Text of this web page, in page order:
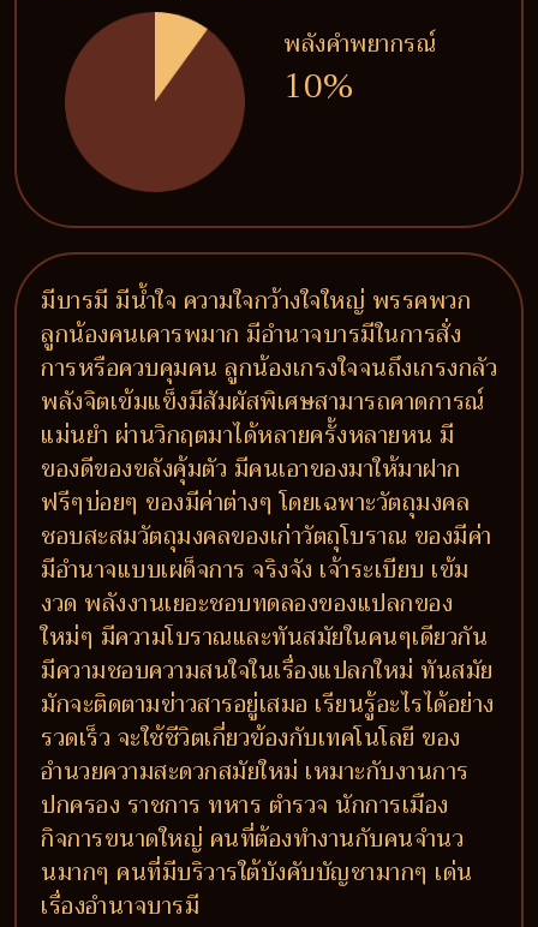
พลังคำพยากรณ์
10%
มีบารมี มีน้ำใจ ความใจกว้างใจใหญ่ พรรคพวก
ลูกน้องคนเคารพมาก มีอำนาจบารมีในการสั่ง
การหรือควบคุมคน ลูกน้องเกรงใจจนถึงเกรงกลัว
พลังจิตเข้มแข็งมีสัมผัสพิเศษสามารถคาดการณ์
แม่นยำ ผ่านวิกฤตมาได้หลายครั้งหลายหน มี
ของดีของขลังคุ้มตัว มีคนเอาของมาให้มาฝาก
ฟรีๆบ่อยๆ ของมีค่าต่างๆ โดยเฉพาะวัตถุมงคล
ชอบสะสมวัตถุมงคลของเก่าวัตถุโบราณ ของมีค่า
มีอำนาจแบบเผด็จการ จริงจัง เจ้าระเบียบ เข้ม
งวด พลังงานเยอะชอบทดลองของแปลกของ
ใหม่ๆ มีความโบราณและทันสมัยในคนๆเดียวกัน
มีความชอบความสนใจในเรื่องแปลกใหม่ ทันสมัย
มักจะติดตามข่าวสารอยู่เสมอ เรียนรู้อะไรได้อย่าง
รวดเร็ว จะใช้ชีวิตเกี่ยวข้องกับเทคโนโลยี ของ
อำนวยความสะดวกสมัยใหม่ เหมาะกับงานการ
ปกครอง ราชการ ทหาร ตำรวจ นักการเมือง
กิจการขนาดใหญ่ คนที่ต้องทำงานกับคนจำนว
นมากๆ คนที่มีบริวารใต้บังคับบัญชามากๆ เด่น
เรื่องอำนาจบารมี